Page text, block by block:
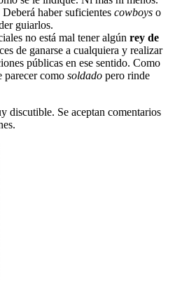
haber suficientes cowboys o
guiarlos.
no está mal tener algún rey de
de ganarse a cualquiera y realizar
públicas en ese sentido. Como
parecer como soldado pero rinde
discutible. Se aceptan comentarios